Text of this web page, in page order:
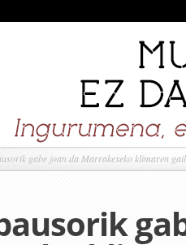
gabe joan da Marrakexeko klimaren